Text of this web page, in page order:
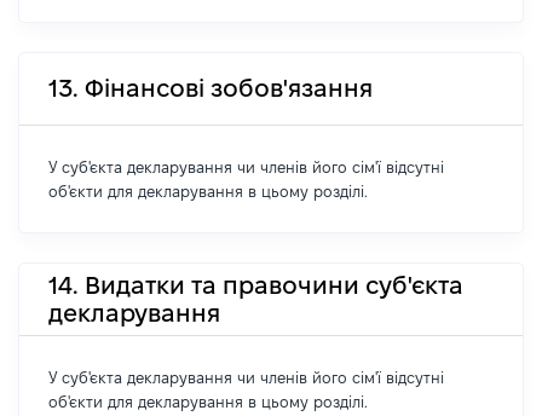
13. Фінансові зобов'язання
У суб'єкта декларування чи членів його сім'ї відсутні
об'єкти для декларування в цьому розділі.
14. Видатки та правочини суб'єкта
декларування
У суб'єкта декларування чи членів його сім'ї відсутні
об'єкти для декларування в цьому розділі.